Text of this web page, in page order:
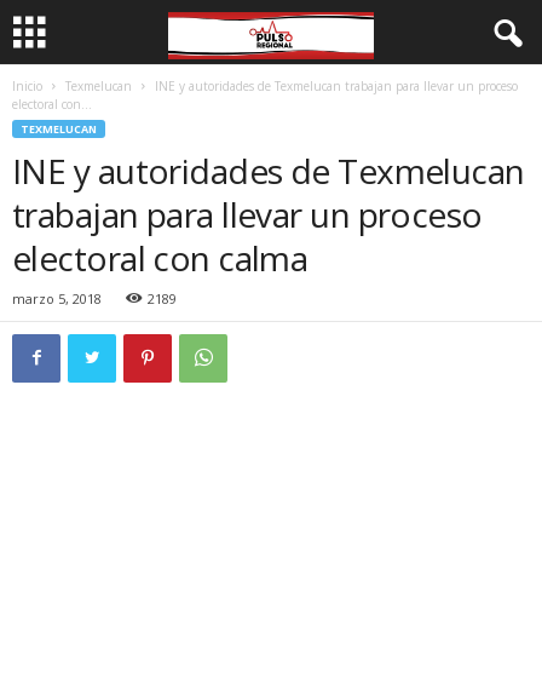
Inicio Texmelucan
INE y autoridades de Texmelucan trabajan para llevar un proceso
electoral con...
TEXMELUCAN
INE y autoridades de Texmelucan
trabajan para llevar un proceso
electoral con calma
marzo 5, 2018 2189